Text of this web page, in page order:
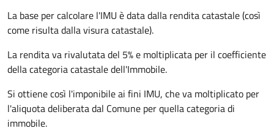
La base per calcolare l'IMU è data dalla rendita catastale (così
come risulta dalla visura catastale).
La rendita va rivalutata del 5% e moltiplicata per il coefficiente
della categoria catastale dell'Immobile.
Si ottiene così l'imponibile ai fini IMU, che va moltiplicato per
l'aliquota deliberata dal Comune per quella categoria di
immobile.